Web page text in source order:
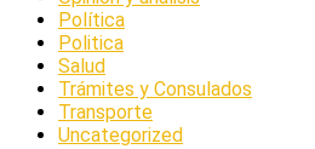
Política
Politica
Salud
Trámites y Consulados
Transporte
Uncategorized